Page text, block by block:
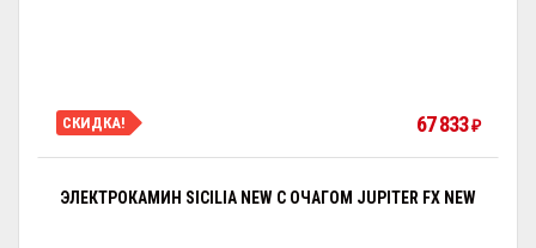
СКИДКА! 67 833₽
ЭЛЕКТРОКАМИН SICILIA NEW С ОЧАГОМ JUPITER FX NEW